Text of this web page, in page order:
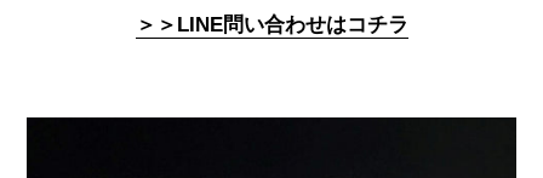
＞＞LINE問い合わせはコチラ